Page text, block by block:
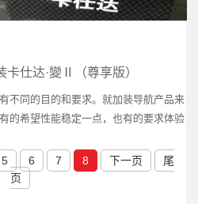
卡仕达·變Ⅱ（尊享版）
不同的目的和要求。就加装导航产品来
的希望性能稳定一点，也有的要求体验
1+16G储存内存，但是，卡仕达·變
，2+32G大储存芯片组合，四核1.2G处
5 6 7 8 下一页
尾
页